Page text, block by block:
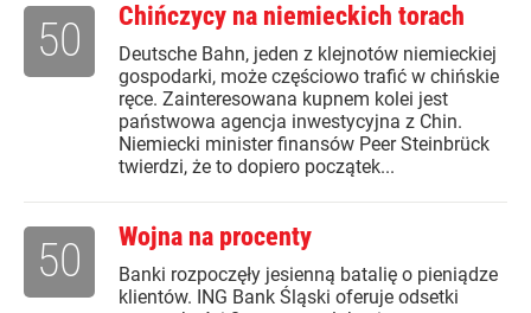
Chińczycy na niemieckich torach
Deutsche Bahn, jeden z klejnotów niemieckiej
gospodarki, może częściowo trafić w chińskie
ręce. Zainteresowana kupnem kolei jest
państwowa agencja inwestycyjna z Chin.
Niemiecki minister finansów Peer Steinbrück
twierdzi, że to dopiero początek...
50
Wojna na procenty
Banki rozpoczęły jesienną batalię o pieniądze
klientów. ING Bank Śląski oferuje odsetki
50